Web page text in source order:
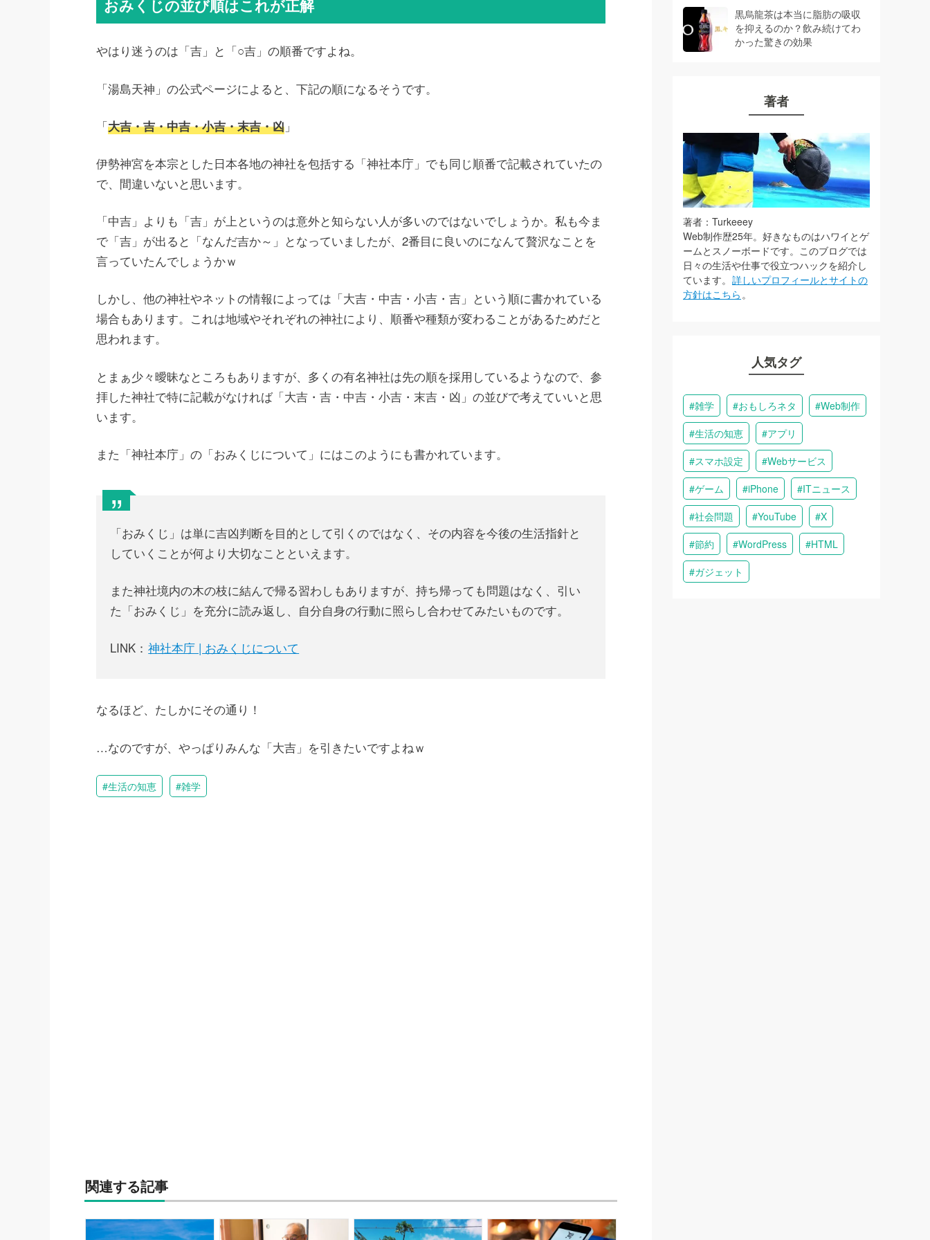
おみくじの並び順はこれが正解
やはり迷うのは「吉」と「○吉」の順番ですよね。
「湯島天神」の公式ページによると、下記の順になるそうです。
「大吉・吉・中吉・小吉・末吉・凶 」
伊勢神宮を本宗とした日本各地の神社を包括する「神社本庁」でも同じ順番で記載されていたの
で、間違いないと思います。
「中吉」よりも「吉」が上というのは意外と知らない人が多いのではないでしょうか。私も今ま
で「吉」が出ると「なんだ吉か～」となっていましたが、2番目に良いのになんて贅沢なことを
言っていたんでしょうかｗ
しかし、他の神社やネットの情報によっては「大吉・中吉・小吉・吉」という順に書かれている
場合もあります。これは地域やそれぞれの神社により、順番や種類が変わることがあるためだと
思われます。
とまぁ少々曖昧なところもありますが、多くの有名神社は先の順を採用しているようなので、参
拝した神社で特に記載がなければ「大吉・吉・中吉・小吉・末吉・凶」の並びで考えていいと思
います。
また「神社本庁」の「おみくじについて」にはこのようにも書かれています。
「おみくじ」は単に吉凶判断を目的として引くのではなく、その内容を今後の生活指針と
していくことが何より大切なことといえます。
また神社境内の木の枝に結んで帰る習わしもありますが、持ち帰っても問題はなく、引い
た「おみくじ」を充分に読み返し、自分自身の行動に照らし合わせてみたいものです。
LINK： 神社本庁 | おみくじについて
なるほど、たしかにその通り！
…なのですが、やっぱりみんな「大吉」を引きたいですよねｗ
生活の知恵 雑学
関連する記事
黒烏龍茶は本当に脂肪の吸収
を抑えるのか？飲み続けてわ
かった驚きの効果
著者
著者：Turkeeey
Web制作歴25年。好きなものはハワイとゲ
ームとスノーボードです。このブログでは
日々の生活や仕事で役立つハックを紹介し
ています。 詳しいプロフィールとサイトの
方針はこちら 。
人気タグ
雑学 おもしろネタ
Web制作
生活の知恵
アプリ
スマホ設定
Webサービス
ゲーム
iPhone
ITニュース
社会問題
YouTube
X
節約
WordPress
HTML
ガジェット